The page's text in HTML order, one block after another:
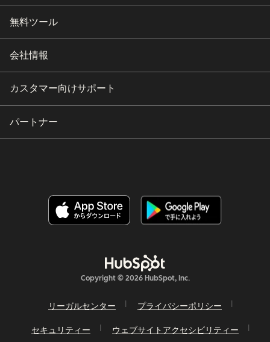
無料ツール
会社情報
カスタマー向けサポート
パートナー
Copyright © 2026 HubSpot, Inc.
リーガルセンター プライバシーポリシー
セキュリティー ウェブサイトアクセシビリティー